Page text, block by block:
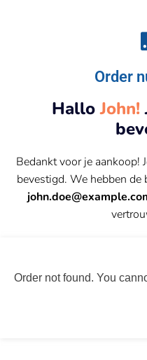
Order
HalloJohn!
Bedankt voor je aankoop!
bevestigd. We hebben
Order not found. You